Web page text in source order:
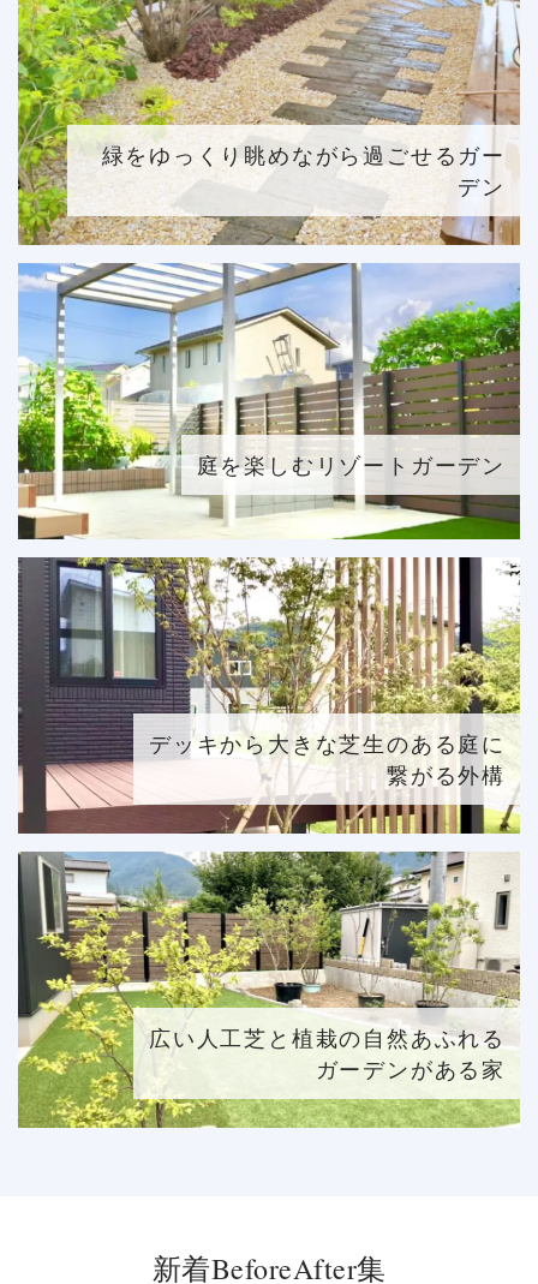
緑をゆっくり眺めながら過ごせるガー
デン
庭を楽しむリゾートガーデン
デッキから大きな芝生のある庭に
繋がる外構
広い人工芝と植栽の自然あふれる
ガーデンがある家
新着BeforeAfter集